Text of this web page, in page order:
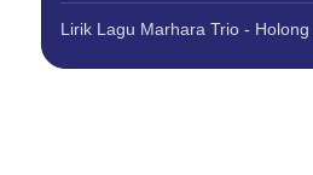
Lirik Lagu Marhara Trio -